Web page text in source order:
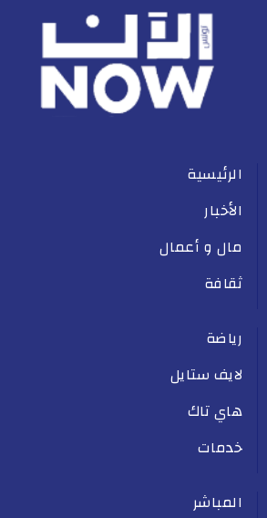
الرئيسية
الأخبار
مال و أعمال
ثقافة
رياضة
لايف ستايل
هاي تاك
خدمات
المباشر